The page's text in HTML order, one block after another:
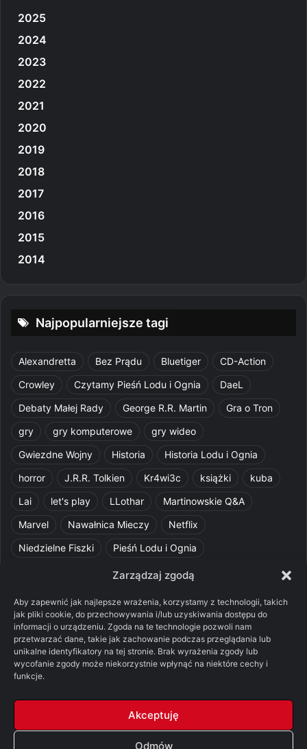
Zarządzaj zgodą
Aby zapewnić jak najlepsze wrażenia, korzystamy z technologii, takich
jak pliki cookie, do przechowywania i/lub uzyskiwania dostępu do
informacji o urządzeniu. Zgoda na te technologie pozwoli nam
przetwarzać dane, takie jak zachowanie podczas przeglądania lub
unikalne identyfikatory na tej stronie. Brak wyrażenia zgody lub
wycofanie zgody może niekorzystnie wpłynąć na niektóre cechy i
funkcje.
Akceptuję
Odmów
2025
2024
2023
2022
2021
2020
2019
2018
2017
2016
2015
2014
Najpopularniejsze tagi
Alexandretta Bez Prądu Bluetiger
CD-Action
Crowley
Czytamy Pieśń Lodu i Ognia
DaeL
Debaty Małej Rady
George R.R. Martin
Gra o Tron
gry
gry komputerowe
gry wideo
Gwiezdne Wojny
Historia
Historia Lodu i Ognia
horror
J.R.R. Tolkien Kr4wi3c książki
kuba
Lai
let's play LLothar
Martinowskie Q&A
Marvel
Nawałnica Mieczy
Netflix
Niedzielne Fiszki
Pieśń Lodu i Ognia
Pquelim
Pytania do maesterów
recenzja książki
Ród Smoka Silmarillion
SithFrog
Starcie Królów
Star Wars
Szalone Teorie
Tolkienowskie Q&A
Voo
Wieści z Cytadeli